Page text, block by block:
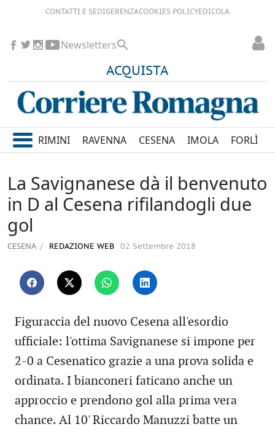
CONTATTI E SEDIGERENZACOOKIES POLICYEDICOLA
ACQUISTA
Newsletters
RIMINI RAVENNA CESENA IMOLA FORLÌ
La Savignanese dà il benvenuto
in D al Cesena rifilandogli due
gol
CESENA REDAZIONE WEB 02 Settembre 2018
Figuraccia del nuovo Cesena all'esordio
ufficiale: l'ottima Savignanese si impone per
2-0 a Cesenatico grazie a una prova solida e
ordinata. I bianconeri faticano anche un
approccio e prendono gol alla prima vera
chance. Al 10' Riccardo Manuzzi batte un